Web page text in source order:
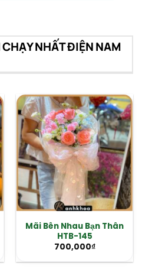
NHẤT ĐIỆN NAM
Mãi Bên Nhau Bạn Thân
HTB-145
700,000₫